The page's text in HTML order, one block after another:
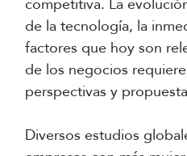
competitiva. La
de la tecnología, la
factores que hoy son
de los negocios
perspectivas y
Diversos estudios